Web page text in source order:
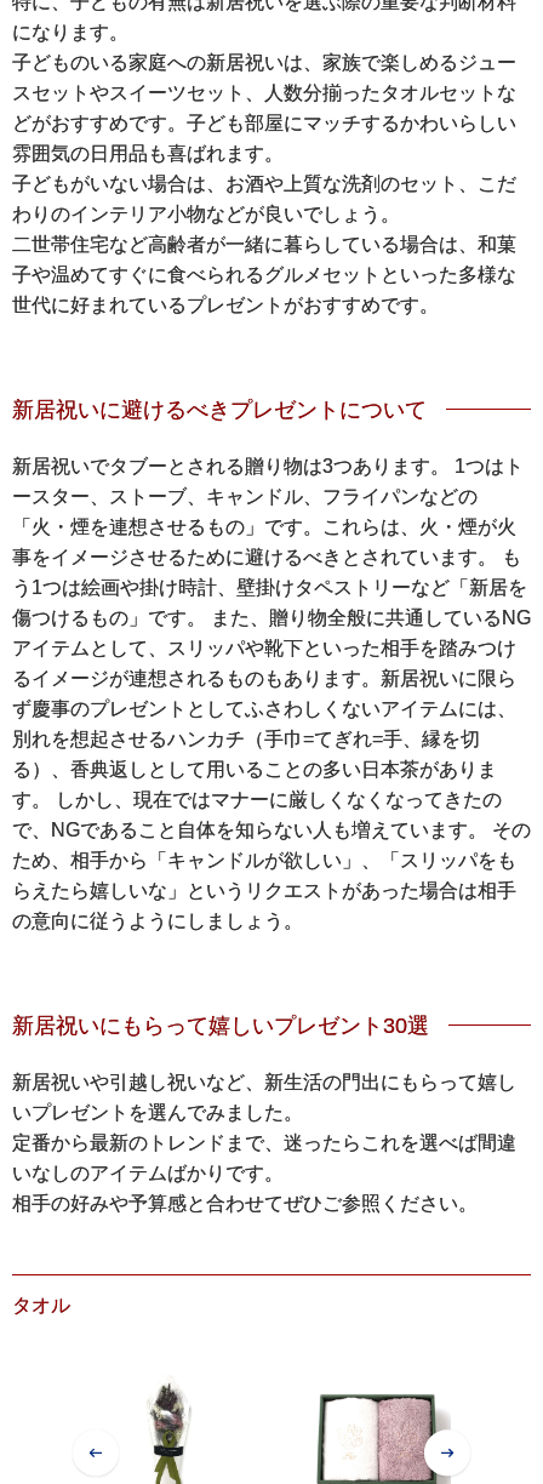
になります。
子どものいる家庭への新居祝いは、家族で楽しめるジュー
スセットやスイーツセット、人数分揃ったタオルセットな
どがおすすめです。子ども部屋にマッチするかわいらしい
雰囲気の日用品も喜ばれます。
子どもがいない場合は、お酒や上質な洗剤のセット、こだ
わりのインテリア小物などが良いでしょう。
二世帯住宅など高齢者が一緒に暮らしている場合は、和菓
子や温めてすぐに食べられるグルメセットといった多様な
世代に好まれているプレゼントがおすすめです。
新居祝いに避けるべきプレゼントについて
新居祝いでタブーとされる贈り物は3つあります。 1つはト
ースター、ストーブ、キャンドル、フライパンなどの
「火・煙を連想させるもの」です。これらは、火・煙が火
事をイメージさせるために避けるべきとされています。 も
う1つは絵画や掛け時計、壁掛けタペストリーなど「新居を
傷つけるもの」です。 また、贈り物全般に共通しているNG
アイテムとして、スリッパや靴下といった相手を踏みつけ
るイメージが連想されるものもあります。新居祝いに限ら
ず慶事のプレゼントとしてふさわしくないアイテムには、
別れを想起させるハンカチ（手巾=てぎれ=手、縁を切
る）、香典返しとして用いることの多い日本茶がありま
す。 しかし、現在ではマナーに厳しくなくなってきたの
で、NGであること自体を知らない人も増えています。 その
ため、相手から「キャンドルが欲しい」、「スリッパをも
らえたら嬉しいな」というリクエストがあった場合は相手
の意向に従うようにしましょう。
新居祝いにもらって嬉しいプレゼント30選
新居祝いや引越し祝いなど、新生活の門出にもらって嬉し
いプレゼントを選んでみました。
定番から最新のトレンドまで、迷ったらこれを選べば間違
いなしのアイテムばかりです。
相手の好みや予算感と合わせてぜひご参照ください。
タオル